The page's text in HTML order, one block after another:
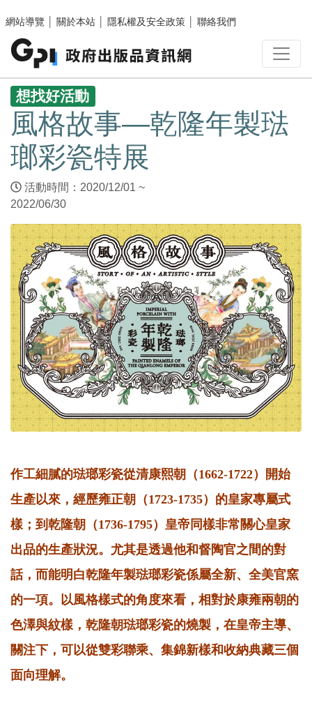
網站導覽
關於本站 隱私權及安全政策 聯絡我們
:::
想找好活動
風格故事—乾隆年製琺
瑯彩瓷特展
活動時間：2020/12/01 ~
2022/06/30
作工細膩的琺瑯彩瓷從清康熙朝（1662-1722）開始
生產以來，經歷雍正朝（1723-1735）的皇家專屬式
樣；到乾隆朝（1736-1795）皇帝同樣非常關心皇家
出品的生產狀況。尤其是透過他和督陶官之間的對
話，而能明白乾隆年製琺瑯彩瓷係屬全新、全美官窯
的一項。以風格樣式的角度來看，相對於康雍兩朝的
色澤與紋樣，乾隆朝琺瑯彩瓷的燒製，在皇帝主導、
關注下，可以從雙彩聯乘、集錦新樣和收納典藏三個
面向理解。